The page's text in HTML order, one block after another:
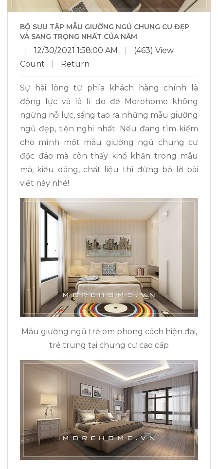
BỘ SƯU TẬP MẪU GIƯỜNG NGỦ CHUNG CƯ ĐẸP
VÀ SANG TRỌNG NHẤT CỦA NĂM
12/30/2021 1:58:00 AM
(463) View
Count
Return
Sự hài lòng từ phía khách hàng chính là
động lực và là lí do để Morehome không
ngừng nỗ lực, sáng tạo ra những mẫu giường
ngủ đẹp, tiện nghi nhất. Nếu đang tìm kiếm
cho mình một mẫu giường ngủ chung cư
độc đáo mà còn thấy khó khăn trong mẫu
mã, kiểu dáng, chất liệu thì đừng bỏ lỡ bài
viết này nhé!
Mẫu giường ngủ trẻ em phong cách hiện đại,
trẻ trung tại chung cư cao cấp